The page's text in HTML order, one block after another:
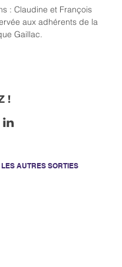
: Claudine et François
aux adhérents de la
Gaillac.
!
LES AUTRES SORTIES